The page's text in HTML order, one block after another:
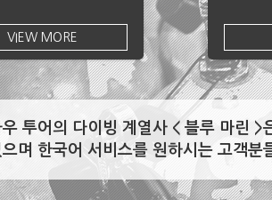
VIEW MORE
투어의 다이빙 계열사 < 블루 마린 >
며 한국어 서비스를 원하시는 고객